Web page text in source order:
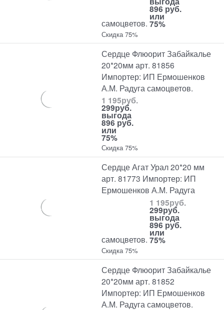
самоцветов.
896 руб.
или
75%
Скидка 75%
Сердце Флюорит Забайкалье
20*20мм арт. 81856
Импортер: ИП Ермошенков
А.М. Радуга самоцветов.
1 195руб.
299руб.
выгода
896 руб.
или
75%
Скидка 75%
Сердце Агат Урал 20*20 мм
арт. 81773 Импортер: ИП
Ермошенков А.М. Радуга
самоцветов.
1 195руб.
299руб.
выгода
896 руб.
или
75%
Скидка 75%
Сердце Флюорит Забайкалье
20*20мм арт. 81852
Импортер: ИП Ермошенков
А.М. Радуга самоцветов.